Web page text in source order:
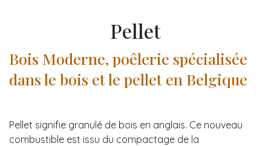
Pellet
Bois Moderne, poêlerie spécialisée
dans le bois et le pellet en Belgique
Pellet signifie granulé de bois en anglais. Ce nouveau
combustible est issu du compactage de la